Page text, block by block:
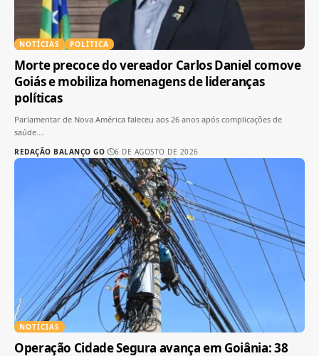
NOTÍCIAS POLÍTICA
Morte precoce do vereador Carlos Daniel comove
Goiás e mobiliza homenagens de lideranças
políticas
Parlamentar de Nova América faleceu aos 26 anos após complicações de
saúde.
REDAÇÃO BALANÇO GO 6 DE AGOSTO DE 2026
NOTÍCIAS
Operação Cidade Segura avança em Goiânia: 38